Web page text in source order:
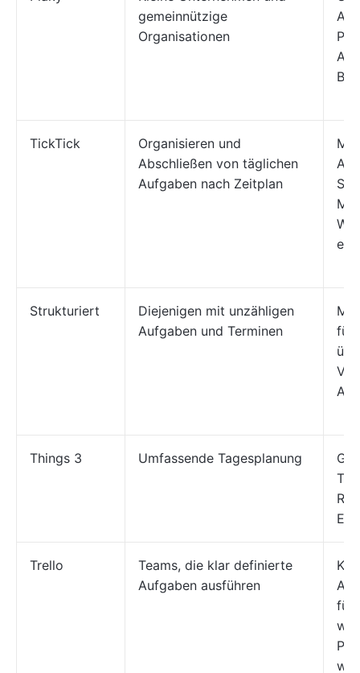
gemeinnützige
Organisationen
TickTick
Organisieren und
Abschließen von täglichen
Aufgaben nach Zeitplan
Strukturiert
Diejenigen mit unzähligen
Aufgaben und Terminen
für
Things 3 Umfassende Tagesplanung
Trello
Teams, die klar definierte
Aufgaben ausführen
für